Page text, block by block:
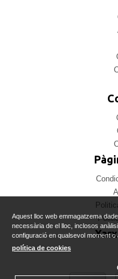
Aquest lloc web emmagatzema
necessària de el lloc, inclosos
configuració en qualsevol moment
política de cookies